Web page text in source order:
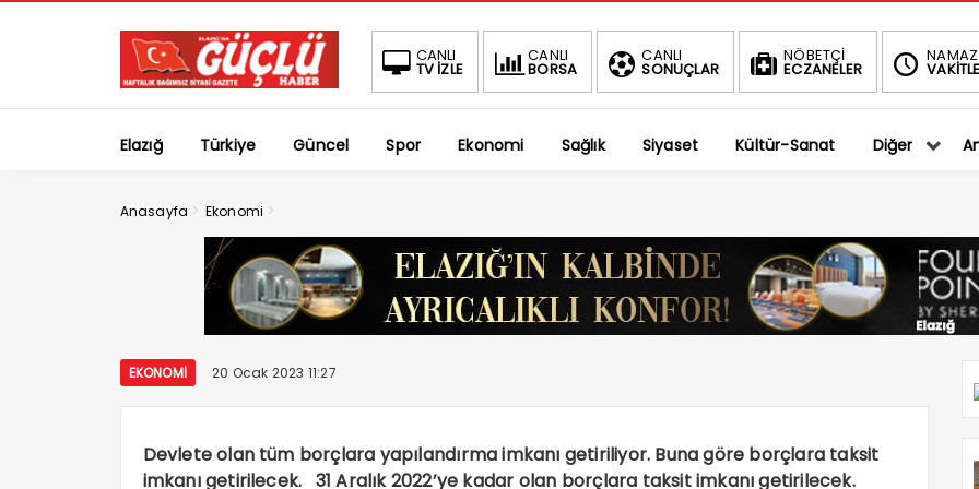
CANLI
TV İZLE
CANLI
BORSA
CANLI
SONUÇLAR
NÖBETÇİ
ECZANELER
NAMAZ
BIST
-0.75% 1.401,27 %
Elazığ Türkiye Güncel Spor Ekonomi Sağlık Siyaset Kültür-Sanat Diğer
Anasayfa > Ekonomi >
EKONOMI 20 Ocak 2023 11:27
Devlete olan tüm borçlara yapılandırma imkanı getiriliyor. Buna göre borçlara taksit
imkanı getirilecek. 31 Aralık 2022’ye kadar olan borçlara taksit imkanı getirilecek.